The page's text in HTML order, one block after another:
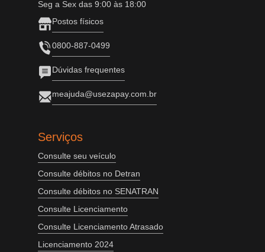
Seg a Sex das 9:00 às 18:00
Postos físicos
0800-887-0499
Dúvidas frequentes
meajuda@usezapay.com.br
Serviços
Consulte seu veículo
Consulte débitos no Detran
Consulte débitos no SENATRAN
Consulte Licenciamento
Consulte Licenciamento Atrasado
Licenciamento 2024